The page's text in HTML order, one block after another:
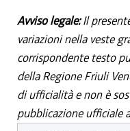
Avviso legale:Il
variazioni nella veste
corrispondente testo
della Regione Friuli
di ufficialità e non è
pubblicazione ufficiale